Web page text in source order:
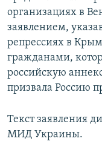
ТЕЛЕПРОЕКТ
СОВЕТЫ
ПРОПАВШИЕ БЕЗ
ПОБЕДИТЕЛЕЙ НЕ
ELIFBE
УКРАИНСКАЯ
Українською
Qırımtatar
ПРИСОЕДИНЯЙТЕСЬ!
организациях в
заявлением,
репрессиях в
гражданами,
российскую
призвала Россию
Текст заявления
МИД Украины.